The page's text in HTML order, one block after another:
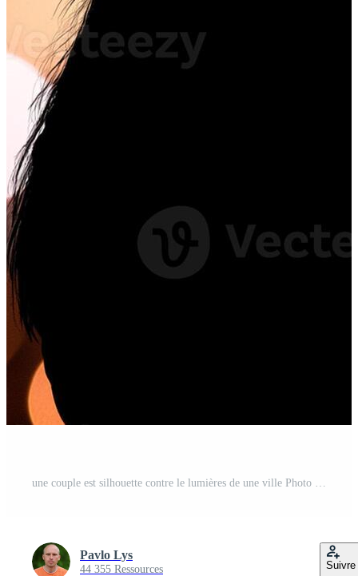
Pavlo Lys
44 355 Ressources Suivre